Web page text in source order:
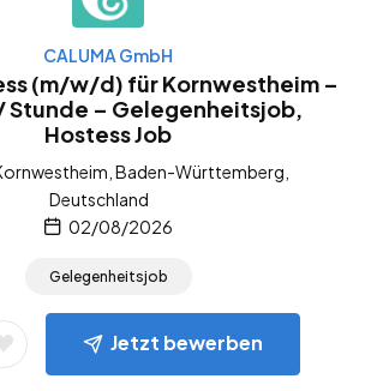
CALUMA GmbH
(m/w/d) für Kornwestheim –
Stunde – Gelegenheitsjob,
Hostess Job
Baden-Württemberg,
Deutschland
02/08/2026
Gelegenheitsjob
Jetzt bewerben